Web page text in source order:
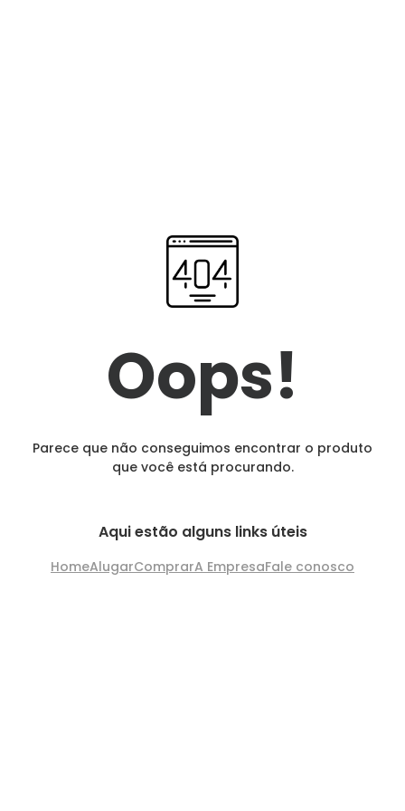
Oops!
Parece que não conseguimos encontrar o produto
que você está procurando.
Aqui estão alguns links úteis
HomeAlugarComprarA EmpresaFale conosco